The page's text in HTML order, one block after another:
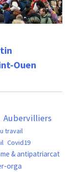
Ouen
Aubervilliers
travail
Covid19
& antipatriarcat
orga